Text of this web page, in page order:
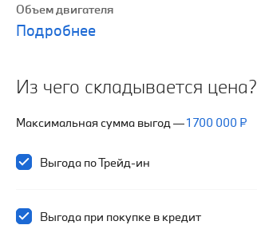
Объем двигателя
Подробнее
Из чего складывается цена?
Максимальная сумма выгод—1 700 000 ₽
Выгода по Трейд-ин
Выгода при покупке в кредит